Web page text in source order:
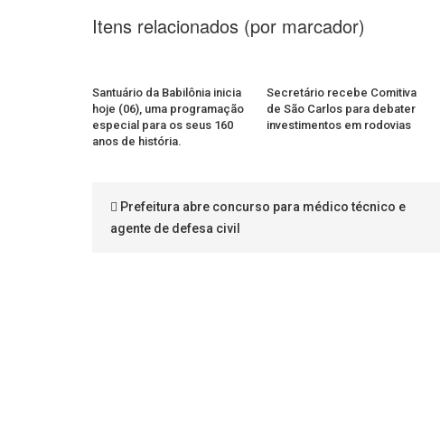
Itens relacionados (por marcador)
Santuário da Babilônia inicia
hoje (06), uma programação
especial para os seus 160
anos de história.
Secretário recebe Comitiva
de São Carlos para debater
investimentos em rodovias
Prefeitura abre concurso para médico técnico e
agente de defesa civil